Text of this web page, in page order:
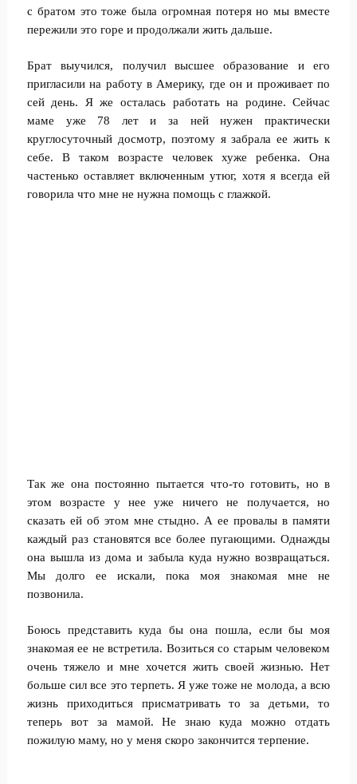
с братом это тоже была огромная потеря но мы вместе
пережили это горе и продолжали жить дальше.
Брат выучился, получил высшее образование и его
пригласили на работу в Америку, где он и проживает по
сей день. Я же осталась работать на родине. Сейчас
маме уже 78 лет и за ней нужен практически
круглосуточный досмотр, поэтому я забрала ее жить к
себе. В таком возрасте человек хуже ребенка. Она
частенько оставляет включенным утюг, хотя я всегда ей
говорила что мне не нужна помощь с глажкой.
Так же она постоянно пытается что-то готовить, но в
этом возрасте у нее уже ничего не получается, но
сказать ей об этом мне стыдно. А ее провалы в памяти
каждый раз становятся все более пугающими. Однажды
она вышла из дома и забыла куда нужно возвращаться.
Мы долго ее искали, пока моя знакомая мне не
позвонила.
Боюсь представить куда бы она пошла, если бы моя
знакомая ее не встретила. Возиться со старым человеком
очень тяжело и мне хочется жить своей жизнью. Нет
больше сил все это терпеть. Я уже тоже не молода, а всю
жизнь приходиться присматривать то за детьми, то
теперь вот за мамой. Не знаю куда можно отдать
пожилую маму, но у меня скоро закончится терпение.